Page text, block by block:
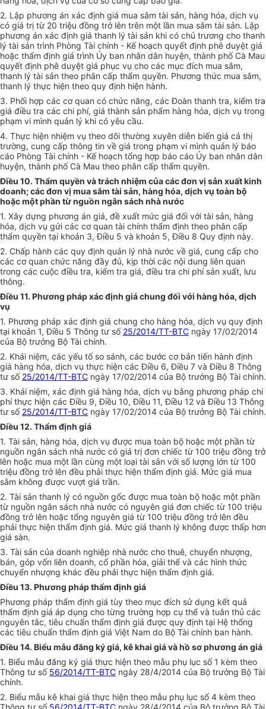
2. Lập phương án xác định giá mua sắm tài sản, hàng hóa, dịch vụ
có giá trị từ 20 triệu đồng trở lên trên một lần mua sắm tài sản. Lập
phương án xác định giá thanh lý tài sản khi có chủ trương cho thanh
lý tài sản trình Phòng Tài chính - Kế hoạch quyết định phê duyệt giá
hoặc thẩm định giá trình Ủy ban nhân dân huyện, thành phố Cà Mau
quyết định phê duyệt giá phục vụ cho các mục đích mua sắm,
thanh lý tài sản theo phân cấp thẩm quyền. Phương thức mua sắm,
thanh lý thực hiện theo quy định hiện hành.
3. Phối hợp các cơ quan có chức năng, các Đoàn thanh tra, kiểm tra
giá điều tra các chi phí, giá thành sản phẩm hàng hóa, dịch vụ trong
phạm vi mình quản lý khi có yêu cầu.
4. Thực hiện nhiệm vụ theo dõi thường xuyên diễn biến giá cả thị
trường, cung cấp thông tin về giá trong phạm vi mình quản lý báo
cáo Phòng Tài chính - Kế hoạch tổng hợp báo cáo Ủy ban nhân dân
huyện, thành phố Cà Mau theo phân cấp thẩm quyền.
Điều 10. Thẩm quyền và trách nhiệm của các đơn vị sản xuất kinh
doanh; các đơn vị mua sắm tài sản, hàng hóa, dịch vụ toàn bộ
hoặc một phần từ nguồn ngân sách nhà nước
1. Xây dựng phương án giá, đề xuất mức giá đối với tài sản, hàng
hóa, dịch vụ gửi các cơ quan tài chính thẩm định theo phân cấp
thẩm quyền tại khoản 3, Điều 5 và khoản 5, Điều 8 Quy định này.
2. Chấp hành các quy định quản lý nhà nước về giá, cung cấp cho
các cơ quan chức năng đầy đủ, kịp thời các nội dung liên quan
trong các cuộc điều tra, kiểm tra giá, điều tra chi phí sản xuất, lưu
thông.
Điều 11. Phương pháp xác định giá chung đối với hàng hóa, dịch
vụ
1. Phương pháp xác định giá chung cho hàng hóa, dịch vụ quy định
tại khoản 1, Điều 5 Thông tư số 25/2014/TT-BTC ngày 17/02/2014
của Bộ trưởng Bộ Tài chính.
2. Khái niệm, các yếu tố so sánh, các bước cơ bản tiến hành định
giá hàng hóa, dịch vụ thực hiện các Điều 6, Điều 7 và Điều 8 Thông
tư số 25/2014/TT-BTC ngày 17/02/2014 của Bộ trưởng Bộ Tài chính.
3. Khái niệm, xác định giá hàng hóa, dịch vụ bằng phương pháp chi
phí thực hiện các Điều 9, Điều 10, Điều 11, Điều 12 và Điều 13 Thông
tư số 25/2014/TT-BTC ngày 17/02/2014 của Bộ trưởng Bộ Tài chính.
Điều 12. Thẩm định giá
1. Tài sản, hàng hóa, dịch vụ được mua toàn bộ hoặc một phần từ
nguồn ngân sách nhà nước có giá trị đơn chiếc từ 100 triệu đồng trở
lên hoặc mua một lần cùng một loại tài sản với số lượng lớn từ 100
triệu đồng trở lên đều phải thực hiện thẩm định giá. Mức giá mua
sắm không được vượt giá trần.
2. Tài sản thanh lý có nguồn gốc được mua toàn bộ hoặc một phần
từ nguồn ngân sách nhà nước có nguyên giá đơn chiếc từ 100 triệu
đồng trở lên hoặc tổng nguyên giá từ 100 triệu đồng trở lên đều
phải thực hiện thẩm định giá. Mức giá thanh lý không được thấp hơn
giá sàn.
3. Tài sản của doanh nghiệp nhà nước cho thuê, chuyển nhượng,
bán, góp vốn liên doanh, cổ phần hóa, giải thể và các hình thức
chuyển nhượng khác đều phải thực hiện thẩm định giá.
Điều 13. Phương pháp thẩm định giá
Phương pháp thẩm định giá tùy theo mục đích sử dụng kết quả
thẩm định giá áp dụng cho từng trường hợp cụ thể và tuân thủ các
nguyên tắc, tiêu chuẩn thẩm định giá được quy định tại Hệ thống
các tiêu chuẩn thẩm định giá Việt Nam do Bộ Tài chính ban hành.
Điều 14. Biểu mẫu đăng ký giá, kê khai giá và hồ sơ phương án giá
1. Biểu mẫu đăng ký giá thực hiện theo mẫu phụ lục số 1 kèm theo
Thông tư số 56/2014/TT-BTC ngày 28/4/2014 của Bộ trưởng Bộ Tài
chính.
2. Biểu mẫu kê khai giá thực hiện theo mẫu phụ lục số 4 kèm theo
Thông tư số 56/2014/TT-BTC ngày 28/4/2014 của Bộ trưởng Bộ Tài